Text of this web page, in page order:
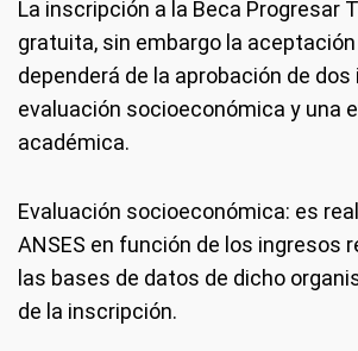
La inscripción a la Beca Progresar
gratuita, sin embargo la
dependerá de la aprobación de
evaluación socioeconómica y una
académica.
Evaluación socioeconómica: es
ANSES en función de los ingresos
las bases de datos de dicho
de la inscripción.